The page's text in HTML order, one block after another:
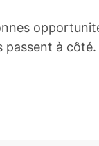
passent à côté.